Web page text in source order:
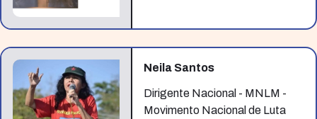
Neila Santos
Dirigente Nacional - MNLM -
Movimento Nacional de Luta